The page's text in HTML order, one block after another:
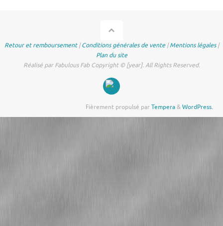
Retour et remboursement|Conditions générales de vente|Mentions légales|
Plan du site
Réalisé par Fabulous Fab Copyright © [year]. All Rights Reserved.
Fièrement propulsé parTempera&WordPress.